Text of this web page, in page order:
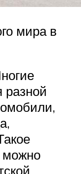
мира в
разной
можно